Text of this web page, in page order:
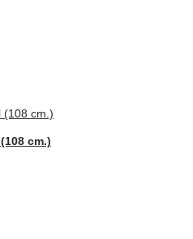
cm.)